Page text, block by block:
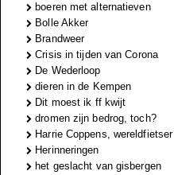
boeren met alternatieven
Bolle Akker
Brandweer
Crisis in tijden van Corona
De Wederloop
dieren in de Kempen
Dit moest ik ff kwijt
dromen zijn bedrog, toch?
Harrie Coppens, wereldfietser
Herinneringen
het geslacht van gisbergen